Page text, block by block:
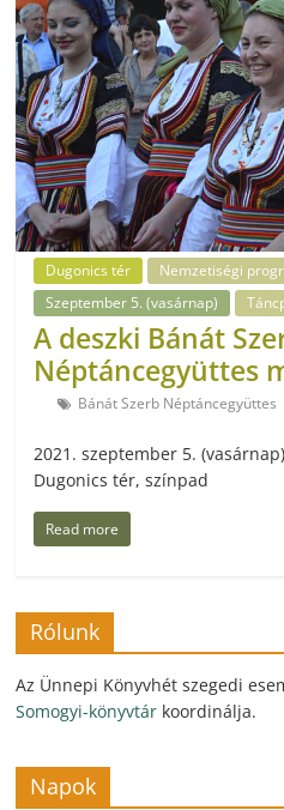
Dugonics tér
Nemzetiségi
Szeptember 5. (vasárnap)
A deszki Bánát
Néptáncegyüttes
Bánát Szerb Néptáncegyüttes
2021. szeptember 5.
Dugonics tér, színpad
Read more
Rólunk
Az Ünnepi Könyvhét szegedi
Somogyi-könyvtár koordinálja.
Napok